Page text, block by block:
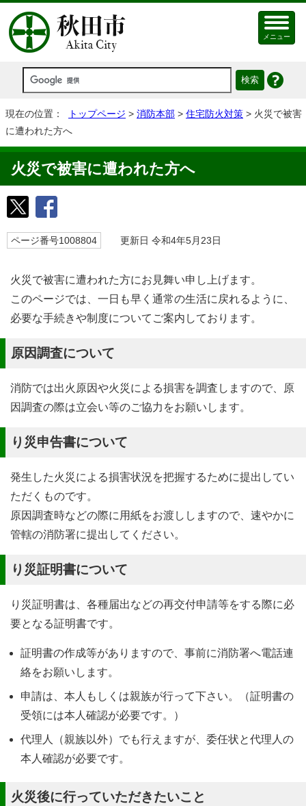
メニュー
現在の位置： トップページ > 消防本部 > 住宅防火対策 > 火災で被害
に遭われた方へ
火災で被害に遭われた方へ
ページ番号1008804 更新日 令和4年5月23日
火災で被害に遭われた方にお見舞い申し上げます。
このページでは、一日も早く通常の生活に戻れるように、
必要な手続きや制度についてご案内しております。
原因調査について
消防では出火原因や火災による損害を調査しますので、原
因調査の際は立会い等のご協力をお願いします。
り災申告書について
発生した火災による損害状況を把握するために提出してい
ただくものです。
原因調査時などの際に用紙をお渡ししますので、速やかに
管轄の消防署に提出してください。
り災証明書について
り災証明書は、各種届出などの再交付申請等をする際に必
要となる証明書です。
証明書の作成等がありますので、事前に消防署へ電話連
絡をお願いします。
申請は、本人もしくは親族が行って下さい。（証明書の
受領には本人確認が必要です。）
代理人（親族以外）でも行えますが、委任状と代理人の
本人確認が必要です。
火災後に行っていただきたいこと